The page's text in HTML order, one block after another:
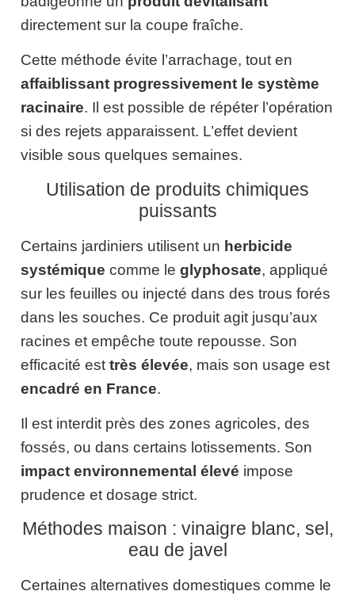
directement sur la coupe fraîche.
Cette méthode évite l’arrachage, tout en
affaiblissant progressivement le système
racinaire. Il est possible de répéter l’opération
si des rejets apparaissent. L’effet devient
visible sous quelques semaines.
Utilisation de produits chimiques
puissants
Certains jardiniers utilisent un herbicide
systémique comme le glyphosate, appliqué
sur les feuilles ou injecté dans des trous forés
dans les souches. Ce produit agit jusqu’aux
racines et empêche toute repousse. Son
efficacité est très élevée, mais son usage est
encadré en France.
Il est interdit près des zones agricoles, des
fossés, ou dans certains lotissements. Son
impact environnemental élevé impose
prudence et dosage strict.
Méthodes maison : vinaigre blanc, sel,
eau de javel
Certaines alternatives domestiques comme le